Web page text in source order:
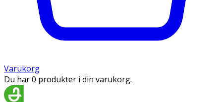
Varukorg
Du har 0 produkter i din varukorg.